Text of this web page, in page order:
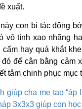
xuất.
con bị tác động
vô tình xao nhãng
cấm hay quá khắt
để cân bằng cảm
tâm chinh phục mục
giúp cha mẹ tạo “áp
3x3x3 giúp con